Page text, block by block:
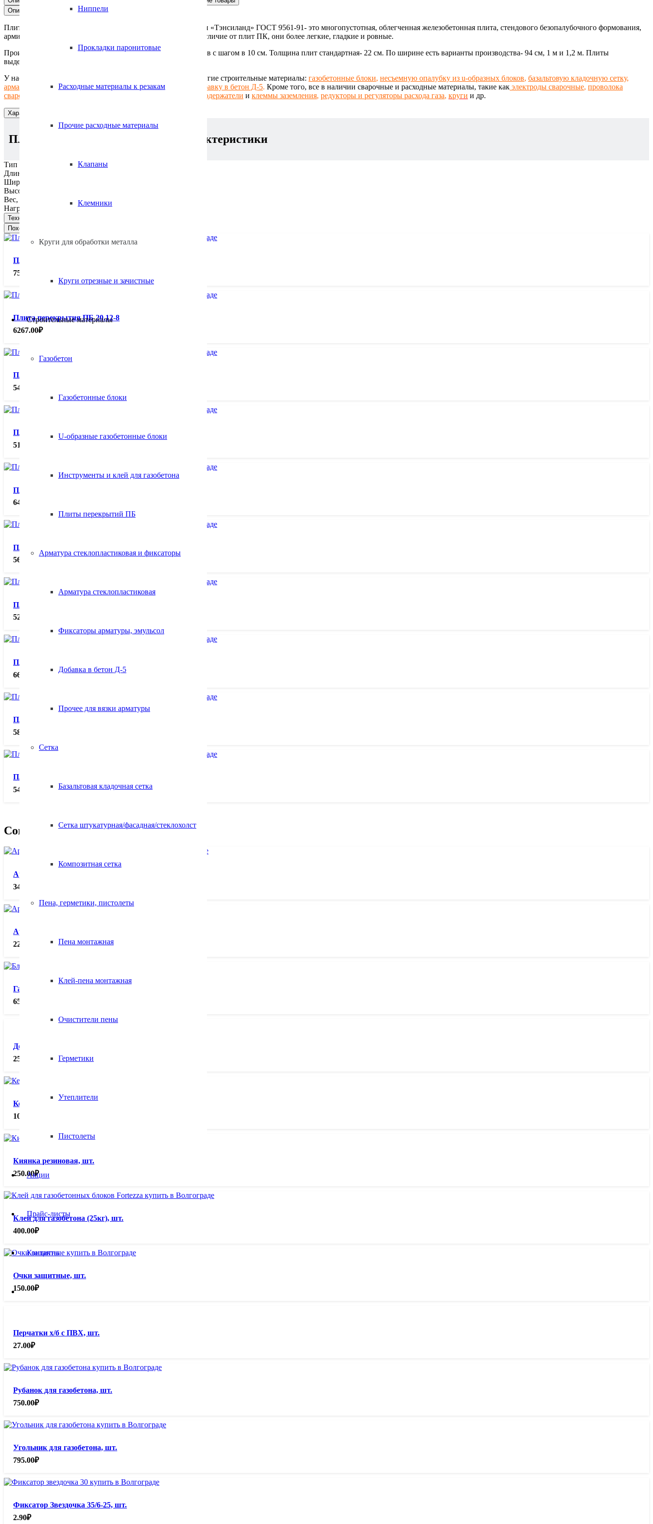
Ниппели
Прокладки паронитовые
Расходные материалы к резакам
Прочие расходные материалы
Клапаны
Клемники
Круги для обработки металла
Круги отрезные и зачистные
Строительные материалы
Газобетон
Газобетонные блоки
U-образные газобетонные блоки
Инструменты и клей для газобетона
Плиты перекрытий ПБ
Арматура стеклопластиковая и фиксаторы
Арматура стеклопластиковая
Фиксаторы арматуры, эмульсол
Добавка в бетон Д-5
Прочее для вязки арматуры
Сетка
Базальтовая кладочная сетка
Сетка штукатурная/фасадная/стеклохолст
Композитная сетка
Пена, герметики, пистолеты
Пена монтажная
Клей-пена монтажная
Очистители пены
Герметики
Утеплители
Пистолеты
Акции
Прайс-листы
Контакты
ПБ
87.12-
8
Описание
Плита перекрытия ПБ 87.12-8, по технологии «Тэнсиланд» ГОСТ 9561-91- это многопустотная, облегченная железобетонная плита, стендового безопалубочного формования,
армированная высокопрочной проволокой класса ВР-II. В отличие от плит ПК, они более легкие, гладкие и ровные.
Производим плиты перекрытия ПБ под заказ от 2 до 9 метров с шагом в 10 см. Толщина плит стандартная- 22 см. По ширине есть варианты производства- 94 см, 1 м и 1,2 м. Плиты
выдерживают нагрузку 800 кг/м2.
У нас Вы можете купить плиту перекрытия ПБ 87.12-8 и другие строительные материалы: газобетонные блоки, несъемную опалубку из u-образных блоков, базальтовую кладочную сетку,
арматуру стеклопластиковуюификсаторы под арматуру добавку в бетон Д-5. Кроме того, все в наличии сварочные и расходные материалы, такие как электроды сварочные, проволока
сварочная
электрододержатели и клеммы заземления, редукторы и регуляторы расхода газа, круги и др.
Характеристики
Плита перекрытия ПБ 87.12-8 – характеристики
Тип товара:
Плита перекрытия ПБ
Длина, мм:
Ширина, мм:
Высота, мм:
Вес, т:
Нагрузка:
8 (800 кг/м2)
Техническая документация
Похожие товары
Плита перекрытия ПБ 25.12-8
7587.00
Плита перекрытия ПБ 20.12-8
6267.00₽
Плита перекрытия ПБ 20.10-8
5466.00
Плита перекрытия ПБ 20.9-8
5125.00
Плита перекрытия ПБ 21.12-8
6432.00
Плита перекрытия ПБ 21.10-8
5637.00
Плита перекрытия ПБ 21.9-8
5278.00
Плита перекрытия ПБ 22.12-8
6680.00
Плита перекрытия ПБ 22.10-8
5862.00
Плита перекрытия ПБ 22.9-8
5473.00
Сопутствующие товары
Арматура стеклопластиковая АКС 10 ГОСТ, пог.м
34.00
Арматура стеклопластиковая АКС 8 ГОСТ, пог.м
22.00
Газобетонные блоки 625х200х300 D500, м³.
6500.00
Добавка комплексная к цементу, бетону Д-5 (1 кг), кг.
250.00
Кельма для газобетона 300, шт.
1090.00
Киянка резиновая, шт.
250.00₽
Клей для газобетона (25кг), шт.
400.00₽
Очки защитные, шт.
150.00₽
Перчатки х/б с ПВХ, шт.
27.00₽
Рубанок для газобетона, шт.
750.00₽
Угольник для газобетона, шт.
795.00₽
Фиксатор Звездочка 35/6-25, шт.
2.90₽